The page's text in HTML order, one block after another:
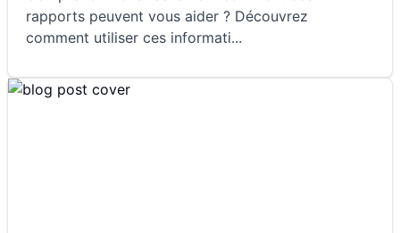
rapports peuvent vous aider ? Découvrez
comment utiliser ces informati...